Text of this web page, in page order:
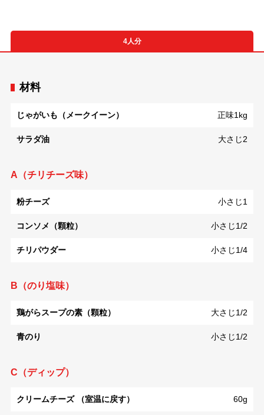
4人分
材料
じゃがいも（メークイーン） 正味1kg
サラダ油 大さじ2
A（チリチーズ味）
粉チーズ 小さじ1
コンソメ（顆粒） 小さじ1/2
チリパウダー 小さじ1/4
B（のり塩味）
鶏がらスープの素（顆粒） 大さじ1/2
青のり 小さじ1/2
C（ディップ）
クリームチーズ （室温に戻す） 60g